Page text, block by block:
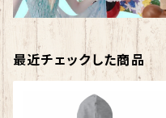
最近チェックした商品